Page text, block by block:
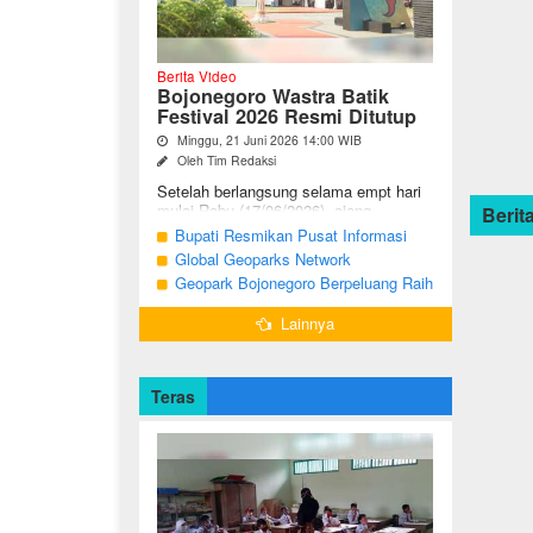
Berita Video
Bojonegoro Wastra Batik
Festival 2026 Resmi Ditutup
Minggu, 21 Juni 2026 14:00 WIB
Oleh Tim Redaksi
Setelah berlangsung selama empt hari
mulai Rabu (17/06/2026), ajang
Bojonegoro Wastra Batik Festival
(BWBF) 2026 resmi ditutup oleh Ketua
Dekranasda ...
Bupati Resmikan Pusat Informasi
Geologi Geopark Bojonegoro
Global Geoparks Network
Association Kunjungi Sejumlah
Geosite di Bojonegoro
Geopark Bojonegoro Berpeluang Raih
UNESCO Global Geopark
Lainnya
Teras